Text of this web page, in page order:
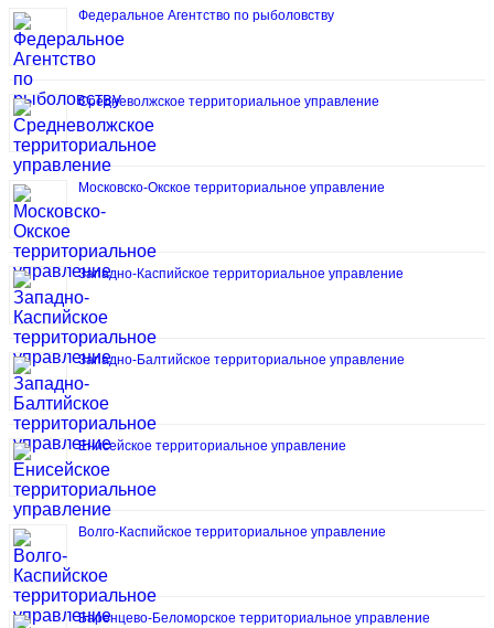
Федеральное Агентство по рыболовству
Средневолжское территориальное управление
Московско-Окское территориальное управление
Западно-Каспийское территориальное управление
Западно-Балтийское территориальное управление
Енисейское территориальное управление
Волго-Каспийское территориальное управление
Баренцево-Беломорское территориальное управление